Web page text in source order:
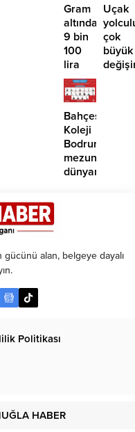
Gram
altında
9 bin
100
lira
öngörüsü:
Yükseliş
için o
tarihe
işaret
edildi
Uçak
çok
büyük
Bahçeşehir
Koleji
Bodrum
mezunlarına
dünyanın
alan, belgeye dayalı
Politikası
HABER